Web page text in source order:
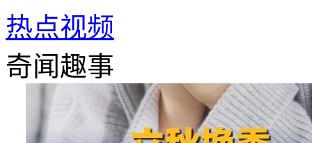
热点视频
奇闻趣事